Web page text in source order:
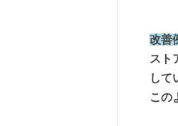
改善
スト
して
この